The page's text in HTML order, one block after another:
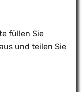
füllen Sie
und teilen Sie